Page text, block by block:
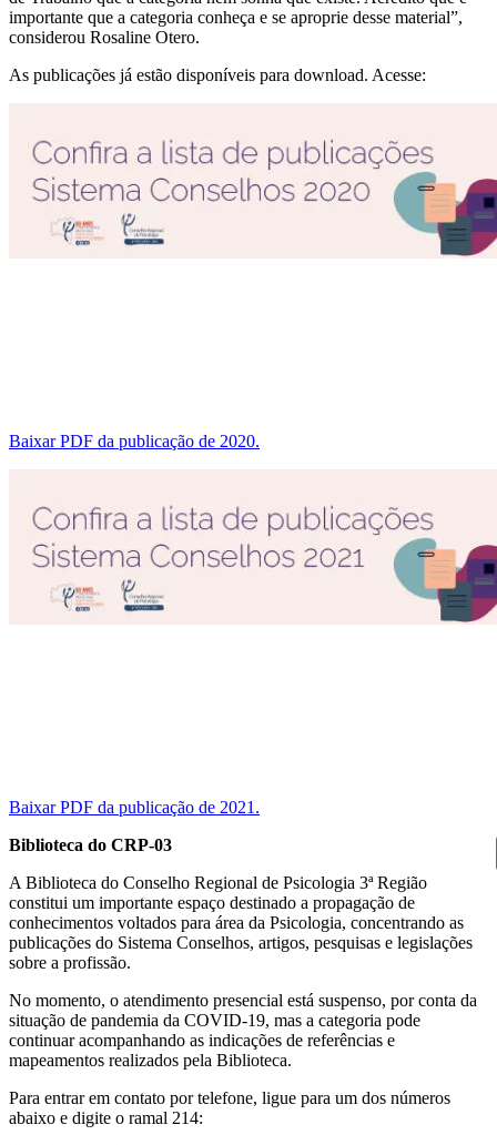
importante que a categoria conheça e se aproprie desse material”,
considerou Rosaline Otero.
As publicações já estão disponíveis para download. Acesse:
Baixar PDF da publicação de 2020.
Baixar PDF da publicação de 2021.
Biblioteca do CRP-03
A Biblioteca do Conselho Regional de Psicologia 3ª Região
constitui um importante espaço destinado a propagação de
conhecimentos voltados para área da Psicologia, concentrando as
publicações do Sistema Conselhos, artigos, pesquisas e legislações
sobre a profissão.
No momento, o atendimento presencial está suspenso, por conta da
situação de pandemia da COVID-19, mas a categoria pode
continuar acompanhando as indicações de referências e
mapeamentos realizados pela Biblioteca.
Para entrar em contato por telefone, ligue para um dos números
abaixo e digite o ramal 214: